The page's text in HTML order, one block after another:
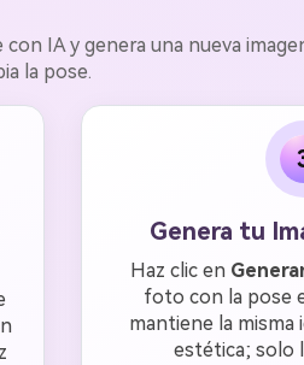
IA y genera una nueva
la pose.
Genera tu
Haz clic en
foto con la pose
mantiene la misma
estética; solo